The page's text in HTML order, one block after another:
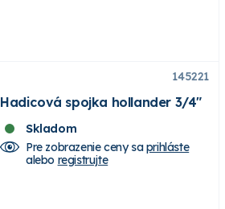
145221
Hadicová spojka hollander 3/4"
Skladom
Pre zobrazenie ceny saprihláste
alebo registrujte